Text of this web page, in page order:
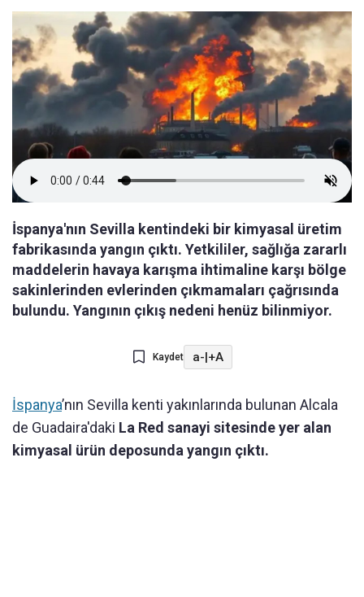
İspanya'nın Sevilla kentindeki bir kimyasal üretim
fabrikasında yangın çıktı. Yetkililer, sağlığa zararlı
maddelerin havaya karışma ihtimaline karşı bölge
sakinlerinden evlerinden çıkmamaları çağrısında
bulundu. Yangının çıkış nedeni henüz bilinmiyor.
Kaydet a-|+A
İspanya’nın Sevilla kenti yakınlarında bulunan Alcala
de Guadaira'daki La Red sanayi sitesinde yer alan
kimyasal ürün deposunda yangın çıktı.